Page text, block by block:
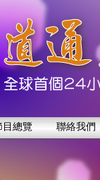
目總覽 聯絡我們